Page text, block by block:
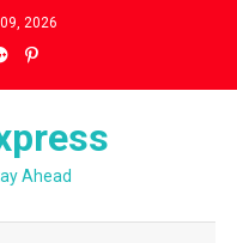
2026
Ahead